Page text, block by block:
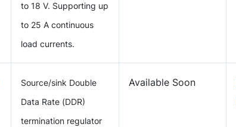
to 18 V. Supporting up
to 25 A continuous
load currents.
Source/sink Double
Data Rate (DDR)
termination regulator
Available Soon